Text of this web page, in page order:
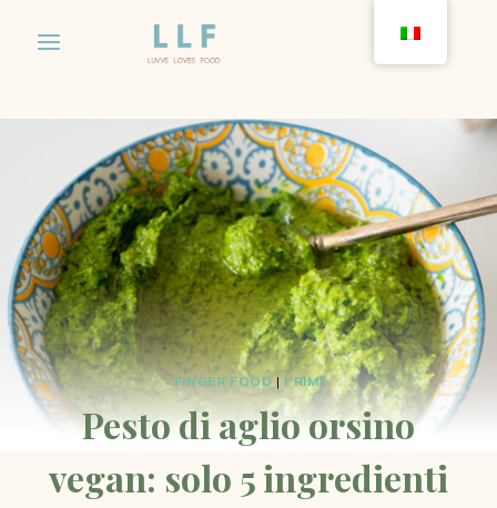
FINGER FOOD| PRIMI
Pesto di aglio orsino
vegan: solo 5 ingredienti